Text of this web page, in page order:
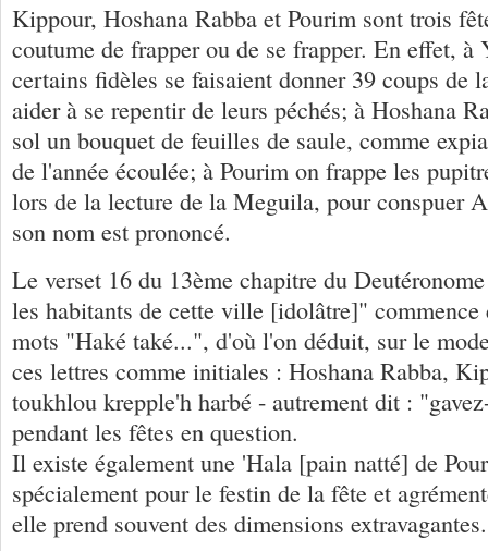
Kippour, Hoshana Rabba et Pourim sont trois
coutume de frapper ou de se frapper. En effet,
certains fidèles se faisaient donner 39 coups de
aider à se repentir de leurs péchés; à Hoshana
sol un bouquet de feuilles de saule, comme
de l'année écoulée; à Pourim on frappe les
lors de la lecture de la Meguila, pour conspuer
son nom est prononcé.
Le verset 16 du 13ème chapitre du
les habitants de cette ville [idolâtre]" commence
mots "Haké také...", d'où l'on déduit, sur le
ces lettres comme initiales : Hoshana Rabba,
toukhlou krepple'h harbé - autrement dit :
pendant les fêtes en question.
Il existe également une 'Hala [pain natté] de
spécialement pour le festin de la fête et
elle prend souvent des dimensions extravagantes.